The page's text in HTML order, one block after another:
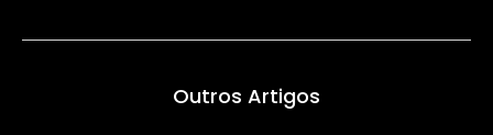
Outros Artigos